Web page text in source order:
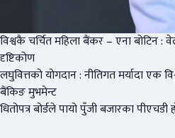
विश्वकै चर्चित महिला बैंकर – एना बोटिन
दृष्टिकोण
लघुवित्तको योगदान : नीतिगत मर्यादा एक
बैंकिङ मुभमेन्ट
धितोपत्र बोर्डले पायो पुँजी बजारका पीएचडी